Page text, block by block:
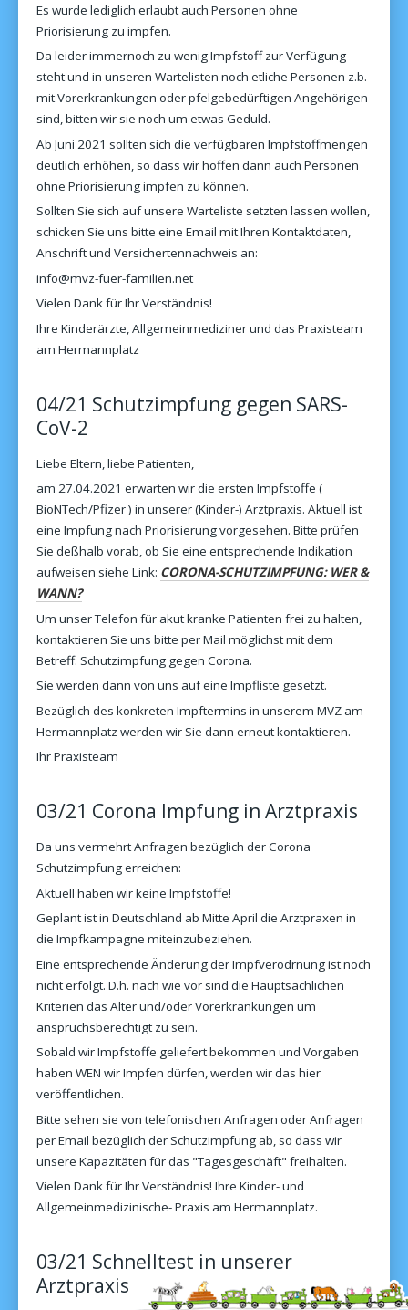
Es wurde lediglich erlaubt auch Personen ohne
Priorisierung zu impfen.
Da leider immernoch zu wenig Impfstoff zur Verfügung
steht und in unseren Wartelisten noch etliche Personen z.b.
mit Vorerkrankungen oder pfelgebedürftigen Angehörigen
sind, bitten wir sie noch um etwas Geduld.
Ab Juni 2021 sollten sich die verfügbaren Impfstoffmengen
deutlich erhöhen, so dass wir hoffen dann auch Personen
ohne Priorisierung impfen zu können.
Sollten Sie sich auf unsere Warteliste setzten lassen wollen,
schicken Sie uns bitte eine Email mit Ihren Kontaktdaten,
Anschrift und Versichertennachweis an:
info@mvz-fuer-familien.net
Vielen Dank für Ihr Verständnis!
Ihre Kinderärzte, Allgemeinmediziner und das Praxisteam
am Hermannplatz
04/21 Schutzimpfung gegen SARS-
CoV-2
Liebe Eltern, liebe Patienten,
am 27.04.2021 erwarten wir die ersten Impfstoffe (
BioNTech/Pfizer ) in unserer (Kinder-) Arztpraxis. Aktuell ist
eine Impfung nach Priorisierung vorgesehen. Bitte prüfen
Sie deßhalb vorab, ob Sie eine entsprechende Indikation
aufweisen siehe Link: CORONA-SCHUTZIMPFUNG: WER &
WANN?
Um unser Telefon für akut kranke Patienten frei zu halten,
kontaktieren Sie uns bitte per Mail möglichst mit dem
Betreff: Schutzimpfung gegen Corona.
Sie werden dann von uns auf eine Impfliste gesetzt.
Bezüglich des konkreten Impftermins in unserem MVZ am
Hermannplatz werden wir Sie dann erneut kontaktieren.
Ihr Praxisteam
03/21 Corona Impfung in Arztpraxis
Da uns vermehrt Anfragen bezüglich der Corona
Schutzimpfung erreichen:
Aktuell haben wir keine Impfstoffe!
Geplant ist in Deutschland ab Mitte April die Arztpraxen in
die Impfkampagne miteinzubeziehen.
Eine entsprechende Änderung der Impfverodrnung ist noch
nicht erfolgt. D.h. nach wie vor sind die Hauptsächlichen
Kriterien das Alter und/oder Vorerkrankungen um
anspruchsberechtigt zu sein.
Sobald wir Impfstoffe geliefert bekommen und Vorgaben
haben WEN wir Impfen dürfen, werden wir das hier
veröffentlichen.
Bitte sehen sie von telefonischen Anfragen oder Anfragen
per Email bezüglich der Schutzimpfung ab, so dass wir
unsere Kapazitäten für das "Tagesgeschäft" freihalten.
Vielen Dank für Ihr Verständnis! Ihre Kinder- und
Allgemeinmedizinische- Praxis am Hermannplatz.
03/21 Schnelltest in unserer
Arztpraxis